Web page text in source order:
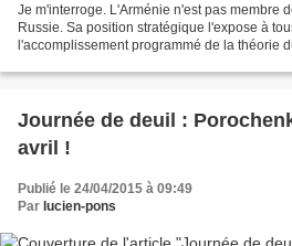
Je m'interroge. L'Arménie n'est pas membre
Russie. Sa position stratégique l'expose à
l'accomplissement programmé de la théorie
Journée de deuil :
avril !
Publié le 24/04/2015 à 09:49
Par lucien-pons